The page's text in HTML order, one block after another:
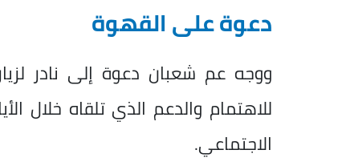
دعوة على القهوة
ووجه عم شعبان دعوة إلى نادر
للاهتمام والدعم الذي تلقاه خلال
الاجتماعي.